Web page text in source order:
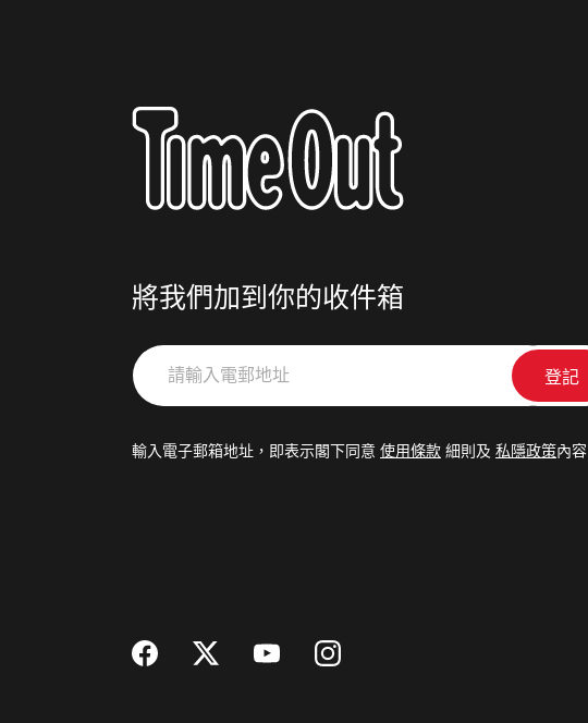
將我們加到你的收件箱
請
輸
郵
輸入電子郵箱地址，即表示閣下同意 使用條款 細則及 私隱政策內容